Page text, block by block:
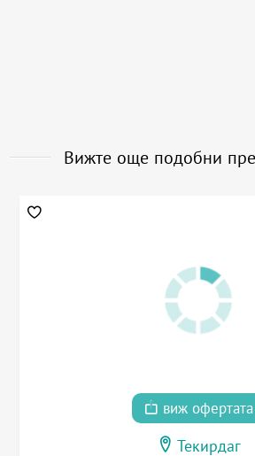
Вижте още подобни
виж офертата
Текирдаг